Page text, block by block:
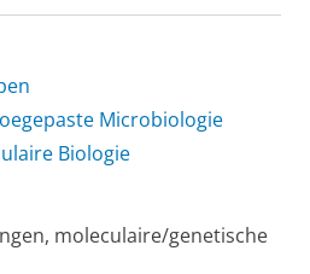
Microbiologie
Biologie
moleculaire/genetische